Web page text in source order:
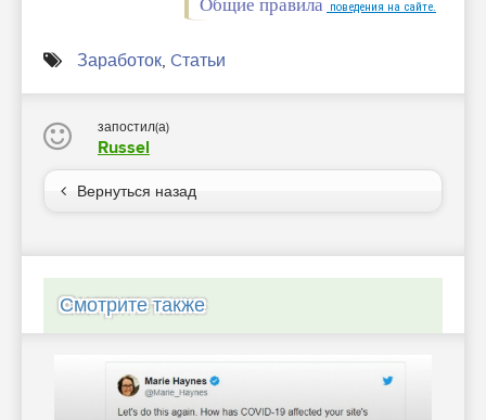
Общие правила поведения на сайте.
Заработок, Cтатьи
запостил(а)
Russel
Вернуться назад
Смотрите также